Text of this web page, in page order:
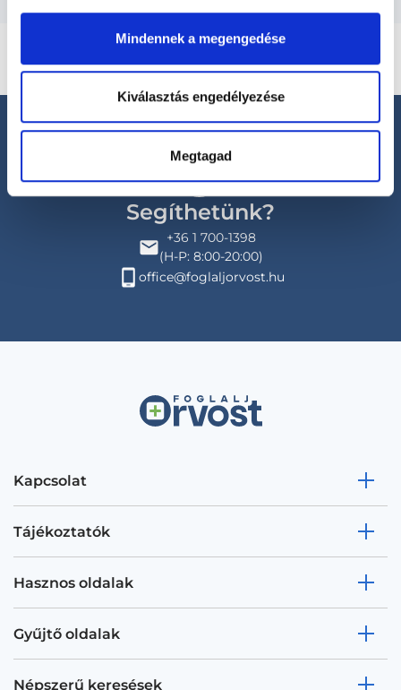
Mindennek a megengedése
Kiválasztás engedélyezése
Megtagad
Segíthetünk?
+36 1 700-1398
(H-P: 8:00-20:00)
office@foglaljorvost.hu
Kapcsolat
Tájékoztatók
Hasznos oldalak
Gyűjtő oldalak
Népszerű keresések